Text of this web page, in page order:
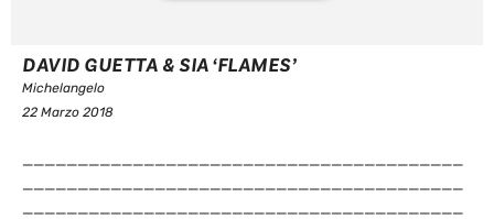
DAVID GUETTA & SIA ‘FLAMES’
Michelangelo
22 Marzo 2018
________________________________________
________________________________________
________________________________________